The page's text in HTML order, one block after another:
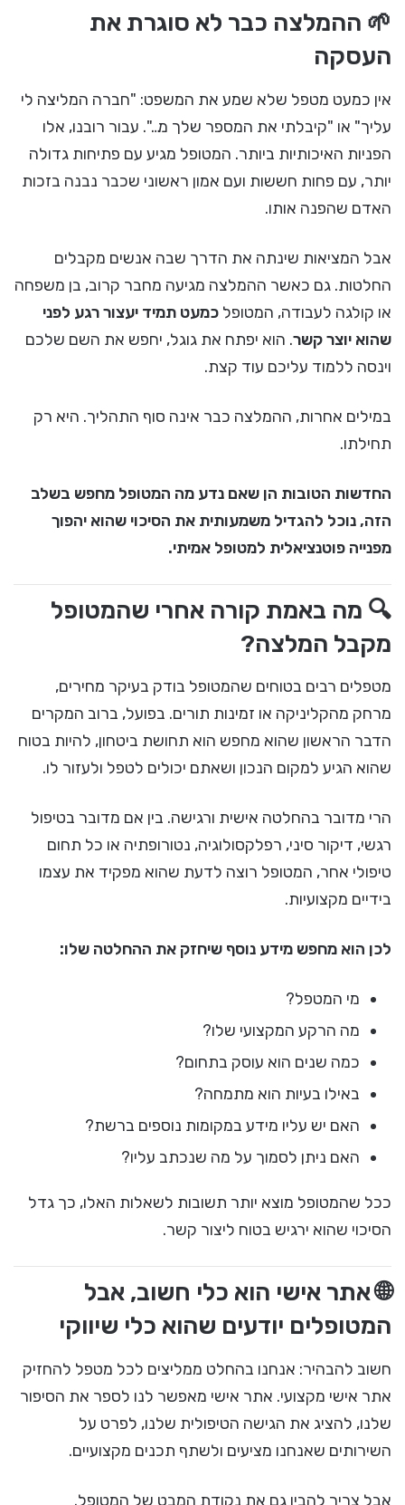
🌱 ההמלצה כבר לא סוגרת את
העסקה
אין כמעט מטפל שלא שמע את המשפט: "חברה המליצה לי
עליך" או "קיבלתי את המספר שלך מ…". עבור רובנו, אלו
הפניות האיכותיות ביותר. המטופל מגיע עם פתיחות גדולה
יותר, עם פחות חששות ועם אמון ראשוני שכבר נבנה בזכות
האדם שהפנה אותו.
אבל המציאות שינתה את הדרך שבה אנשים מקבלים
החלטות. גם כאשר ההמלצה מגיעה מחבר קרוב, בן משפחה
או קולגה לעבודה, המטופל כמעט תמיד יעצור רגע לפני
שהוא יוצר קשר. הוא יפתח את גוגל, יחפש את השם שלכם
וינסה ללמוד עליכם עוד קצת.
במילים אחרות, ההמלצה כבר אינה סוף התהליך. היא רק
תחילתו.
החדשות הטובות הן שאם נדע מה המטופל מחפש בשלב
הזה, נוכל להגדיל משמעותית את הסיכוי שהוא יהפוך
מפנייה פוטנציאלית למטופל אמיתי.
🔍 מה באמת קורה אחרי שהמטופל
מקבל המלצה?
מטפלים רבים בטוחים שהמטופל בודק בעיקר מחירים,
מרחק מהקליניקה או זמינות תורים. בפועל, ברוב המקרים
הדבר הראשון שהוא מחפש הוא תחושת ביטחון, להיות בטוח
שהוא הגיע למקום הנכון ושאתם יכולים לטפל ולעזור לו.
הרי מדובר בהחלטה אישית ורגישה. בין אם מדובר בטיפול
רגשי, דיקור סיני, רפלקסולוגיה, נטורופתיה או כל תחום
טיפולי אחר, המטופל רוצה לדעת שהוא מפקיד את עצמו
בידיים מקצועיות.
לכן הוא מחפש מידע נוסף שיחזק את ההחלטה שלו:
מי המטפל?
מה הרקע המקצועי שלו?
כמה שנים הוא עוסק בתחום?
באילו בעיות הוא מתמחה?
האם יש עליו מידע במקומות נוספים ברשת?
האם ניתן לסמוך על מה שנכתב עליו?
ככל שהמטופל מוצא יותר תשובות לשאלות האלו, כך גדל
הסיכוי שהוא ירגיש בטוח ליצור קשר.
🌐 אתר אישי הוא כלי חשוב, אבל
המטופלים יודעים שהוא כלי שיווקי
חשוב להבהיר: אנחנו בהחלט ממליצים לכל מטפל להחזיק
אתר אישי מקצועי. אתר אישי מאפשר לנו לספר את הסיפור
שלנו, להציג את הגישה הטיפולית שלנו, לפרט על
השירותים שאנחנו מציעים ולשתף תכנים מקצועיים.
אבל צריך להבין גם את נקודת המבט של המטופל.